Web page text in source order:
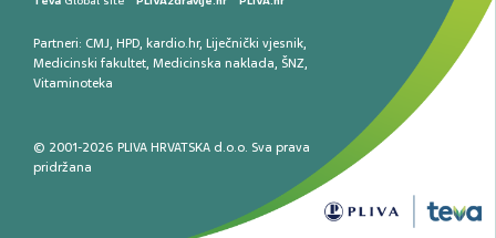
Partneri: CMJ, HPD, kardio.hr, Liječnički vjesnik,
Medicinski fakultet, Medicinska naklada, ŠNZ,
Vitaminoteka
© 2001-2026 PLIVA HRVATSKA d.o.o. Sva prava
pridržana